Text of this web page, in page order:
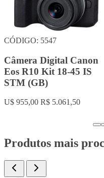
CÓDIGO: 8495
Filmadora Sony ILME-
FX6V 4K (Cuerpo)
U$ 5.949,00
Produtos mais